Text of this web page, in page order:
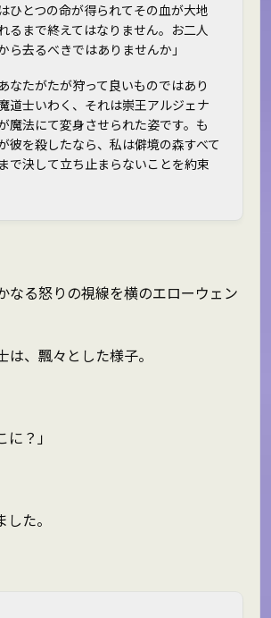
ひとつの命が得られてその血が大地
るまで終えてはなりません。お二人
ら去るべきではありませんか」
なたがたが狩って良いものではあり
道士いわく、それは崇王アルジェナ
魔法にて変身させられた姿です。も
彼を殺したなら、私は僻境の森すべて
で決して立ち止まらないことを約束
なる怒りの視線を横のエローウェン
は、飄々とした様子。
に？」
た。